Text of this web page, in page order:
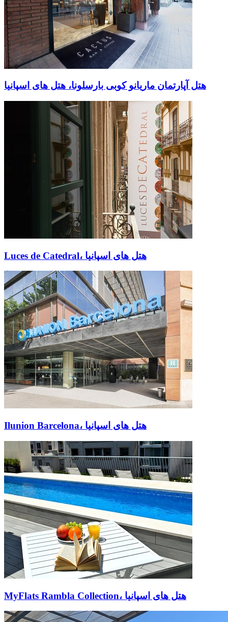
هتل آپارتمان ماریانو کوبی بارسلونا، هتل های اسپانیا
Luces de Catedral، هتل های اسپانیا
Ilunion Barcelona، هتل های اسپانیا
MyFlats Rambla Collection، هتل های اسپانیا